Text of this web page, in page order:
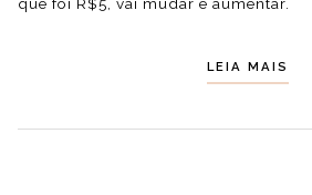
LEIA MAIS